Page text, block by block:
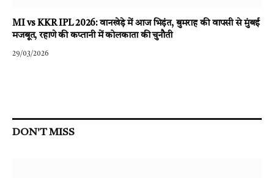
MI vs KKR IPL 2026: वानखेड़े में आज भिड़ंत, बुमराह की वापसी से मुंबई
मजबूत, रहाणे की कप्तानी में कोलकाता की चुनौती
29/03/2026
DON'T MISS